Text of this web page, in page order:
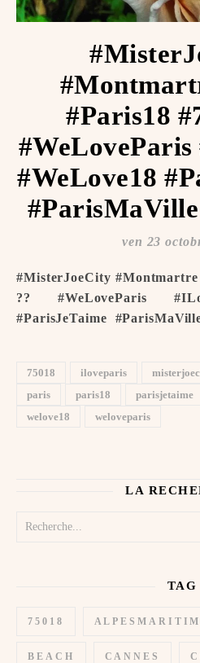
#Paris18
#WeLove18
ven 23
#MisterJoeCity #Montmartre #Paris #Paris18 #75018
?? #WeLoveParis
#ParisJeTaime
75018 iloveparis
paris
paris18 parisjetaime
welove18
weloveparis
LA
TAG
75018
BEACH CANNES